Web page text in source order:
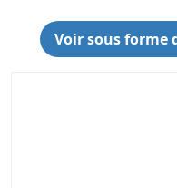
Voir sous forme